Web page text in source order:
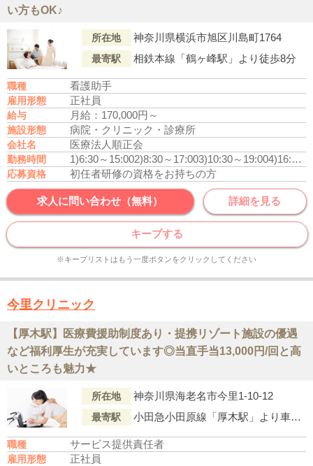
い方もOK♪
所在地 神奈川県横浜市旭区川島町1764
最寄駅 相鉄本線「鶴ヶ峰駅」より徒歩8分
職種 看護助手
雇用形態 正社員
給与 月給：170,000円～
施設形態 病院・クリニック・診療所
会社名 医療法人順正会
勤務時間 1)6:30～15:002)8:30～17:003)10:30～19:004)16:30～9:30
応募資格 初任者研修の資格をお持ちの方
求人に問い合わせ（無料） 詳細を見る
キープする
※キープリストはもう一度ボタンをクリックしてください
今里クリニック
【厚木駅】医療費援助制度あり・提携リゾート施設の優遇
など福利厚生が充実しています◎当直手当13,000円/回と高
いところも魅力★
所在地 神奈川県海老名市今里1-10-12
最寄駅 小田急小田原線「厚木駅」より車で7分
職種 サービス提供責任者
雇用形態 正社員